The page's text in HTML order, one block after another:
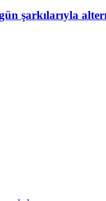
şarkılarıyla